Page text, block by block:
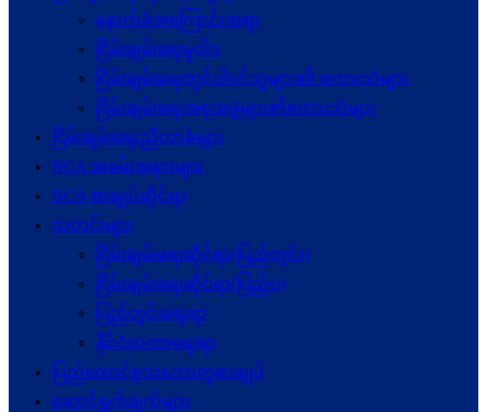
နောက်ခံအကြောင်းအရာ
ငြိမ်းချမ်းရေးမူဝါဒ
ငြိမ်းချမ်းရေးတွင်ပါဝင်သူများ၏ စကားသံများ
ငြိမ်းချမ်းရေးအစုအဖွဲ့များ၏စကားသံများ
ငြိမ်းချမ်းရေးညီလာခံများ
NCA အခမ်းအနားများ
NCA စာချုပ်ဆိုင်ရာ
သတင်းများ
ငြိမ်းချမ်းရေးဆိုင်ရာ(ပြည်တွင်း)
ငြိမ်းချမ်းရေးဆိုင်ရာ(ပြည်ပ)
ပြည်တွင်းရေးရာ
နိုင်ငံတကာရေးရာ
ပြည်ထောင်စုသဘောတူစာချုပ်
ဆောင်ရွက်ချက်များ